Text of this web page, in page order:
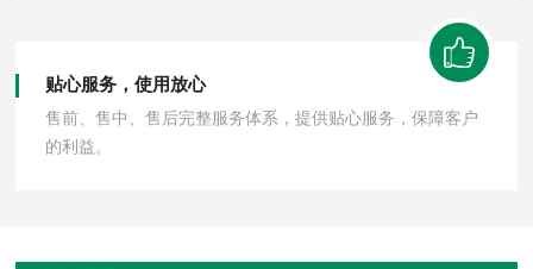
贴心服务，使用放心
售前、售中、售后完整服务体系，提供贴心服务，保障客户
的利益。